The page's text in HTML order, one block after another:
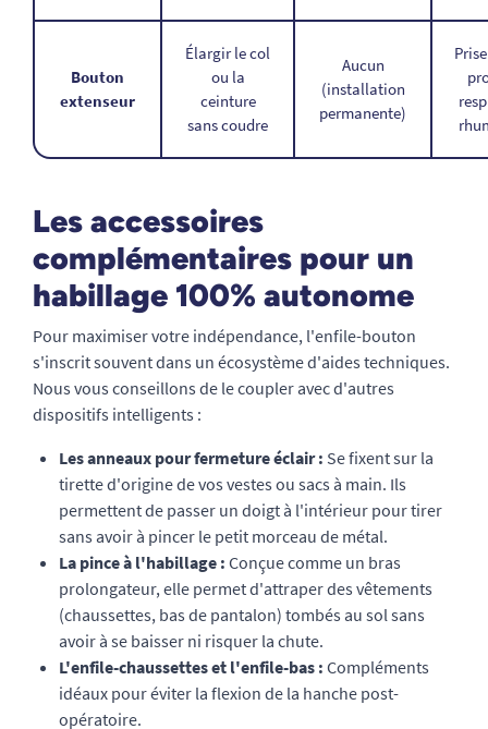
Bouton
extenseur
Élargir le col
ou la
ceinture
sans coudre
Aucun
(installation
permanente)
Les accessoires
complémentaires pour un
habillage 100% autonome
Pour maximiser votre indépendance, l'enfile-bouton
s'inscrit souvent dans un écosystème d'aides techniques.
Nous vous conseillons de le coupler avec d'autres
dispositifs intelligents :
Les anneaux pour fermeture éclair : Se fixent sur la
tirette d'origine de vos vestes ou sacs à main. Ils
permettent de passer un doigt à l'intérieur pour tirer
sans avoir à pincer le petit morceau de métal.
La pince à l'habillage : Conçue comme un bras
prolongateur, elle permet d'attraper des vêtements
(chaussettes, bas de pantalon) tombés au sol sans
avoir à se baisser ni risquer la chute.
L'enfile-chaussettes et l'enfile-bas : Compléments
idéaux pour éviter la flexion de la hanche post-
opératoire.